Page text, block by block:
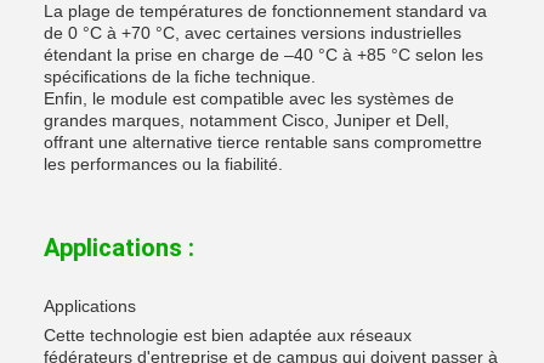
La plage de températures de fonctionnement standard va
de 0 °C à +70 °C, avec certaines versions industrielles
étendant la prise en charge de –40 °C à +85 °C selon les
spécifications de la fiche technique.
Enfin, le module est compatible avec les systèmes de
grandes marques, notamment Cisco, Juniper et Dell,
offrant une alternative tierce rentable sans compromettre
les performances ou la fiabilité.
Applications :
Applications
Cette technologie est bien adaptée aux réseaux
fédérateurs d'entreprise et de campus qui doivent passer à